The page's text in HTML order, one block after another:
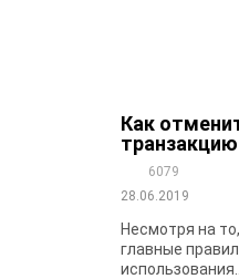
Как
6079
28.06.2019
Несмотря на
главные
использования...